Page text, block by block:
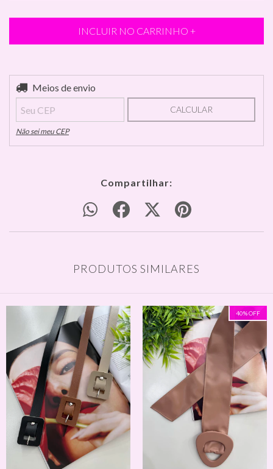
Entregas para o CEP:
Meios de envio
CALCULAR
Não sei meu CEP
Compartilhar:
PRODUTOS SIMILARES
40%OFF